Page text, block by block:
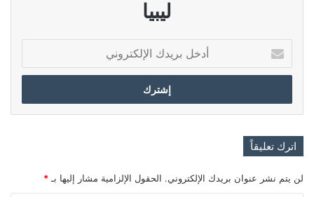
ليبيا
بريدك
الإلكتروني
اترك تعليقاً
لن يتم نشر عنوان بريدك الإلكتروني. الحقول الإلزامية مشار إليها بـ *